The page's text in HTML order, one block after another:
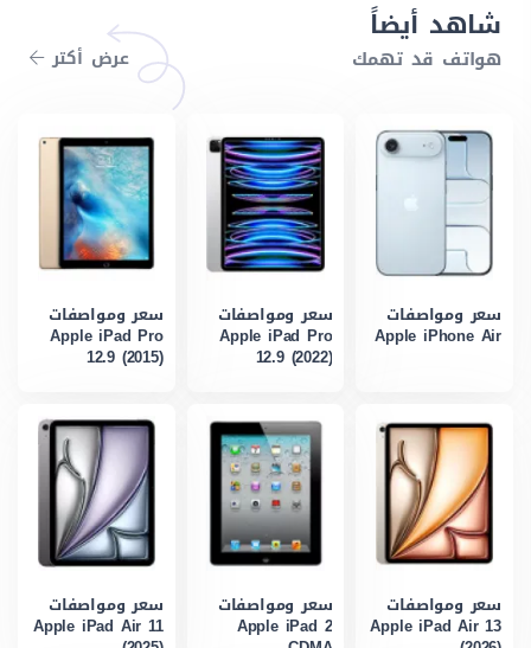
شاهد أيضاً
هواتف قد تهمك عرض أكتر
سعر ومواصفات
Apple iPhone Air
سعر ومواصفات
Apple iPad Pro
12.9 (2022)
سعر ومواصفات
Apple iPad Pro
12.9 (2015)
سعر ومواصفات
Apple iPad Air 13
سعر ومواصفات
Apple iPad 2
سعر ومواصفات
Apple iPad Air 11